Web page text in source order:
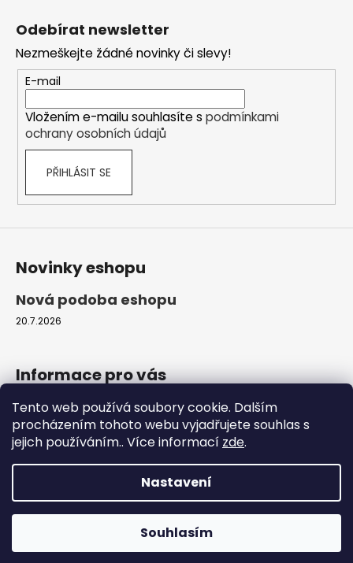
Tento web používá soubory cookie. Dalším
procházením tohoto webu vyjadřujete souhlas s
jejich používáním.. Více informací zde.
Nastavení
Souhlasím
p
r
v
k
y
u
í
Odebírat newsletter
Nezmeškejte žádné novinky či slevy!
E-mail
Vložením e-mailu souhlasíte s podmínkami
ochrany osobních údajů
PŘIHLÁSIT SE
Novinky eshopu
Nová podoba eshopu
20.7.2026
Informace pro vás
Obchodní podmínky
Podmínky ochrany osobních údajů
Moje objednávka
Copyright 2026ProfiZvířátka.cz. Všechna práva
vyhrazena.